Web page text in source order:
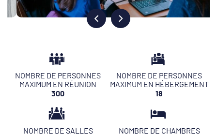
NOMBRE DE PERSONNES
MAXIMUM EN RÉUNION
300
NOMBRE DE PERSONNES
MAXIMUM EN HÉBERGEMENT
18
NOMBRE DE SALLES
NOMBRE DE CHAMBRES